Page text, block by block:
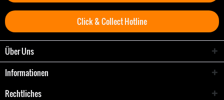
Click & Collect Hotline
Über Uns
Informationen
Rechtliches